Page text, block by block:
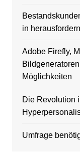
in
Adobe Firefly,
Möglichkeiten
Die Revolution
Umfrage